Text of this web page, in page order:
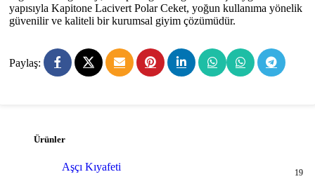
yapısıyla Kapitone Lacivert Polar Ceket, yoğun kullanıma yönelik
güvenilir ve kaliteli bir kurumsal giyim çözümüdür.
Paylaş:
Ürünler
Aşçı Kıyafeti 19